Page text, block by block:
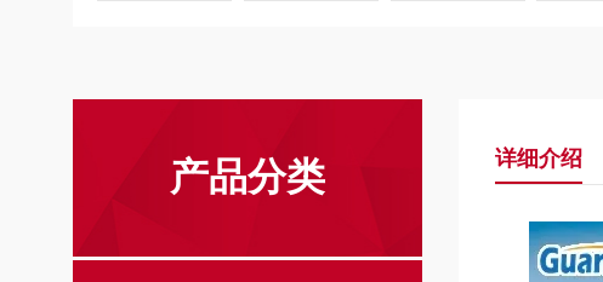
产品分类 详细介绍